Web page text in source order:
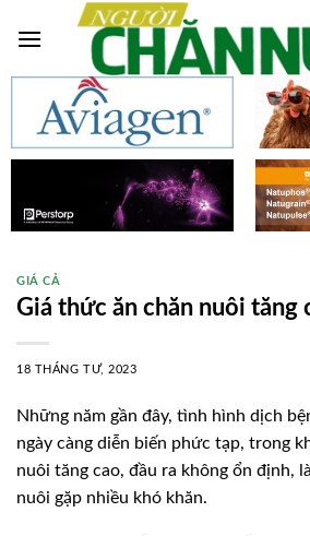
GIÁ CẢ
Giá thức ăn chăn nuôi tăng
18 THÁNG TƯ, 2023
Những năm gần đây, tình hình dịch
ngày càng diễn biến phức tạp, trong
nuôi tăng cao, đầu ra không ổn định,
nuôi gặp nhiều khó khăn.